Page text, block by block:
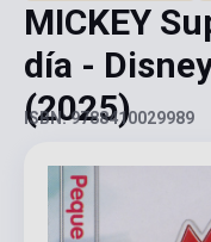
MICKEY
día -
(2025)
ISBN: 9788410029989